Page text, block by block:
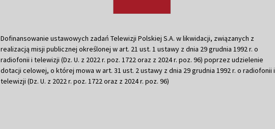
Dofinansowanie ustawowych zadań Telewizji Polskiej S.A. w likwidacji, związanych z
realizacją misji publicznej określonej w art. 21 ust. 1 ustawy z dnia 29 grudnia 1992 r. o
radiofonii i telewizji (Dz. U. z 2022 r. poz. 1722 oraz z 2024 r. poz. 96) poprzez udzielenie
dotacji celowej, o której mowa w art. 31 ust. 2 ustawy z dnia 29 grudnia 1992 r. o radiofonii i
telewizji (Dz. U. z 2022 r. poz. 1722 oraz z 2024 r. poz. 96)